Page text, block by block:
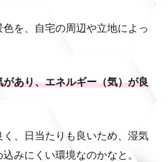
を、自宅の周辺や立地によっ
があり、エネルギー（気）が良
、日当たりも良いため、湿気
みにくい環境なのかなと。